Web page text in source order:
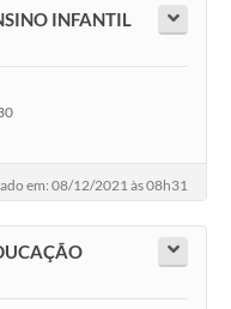
INFANTIL
em: 08/12/2021 às 08h31